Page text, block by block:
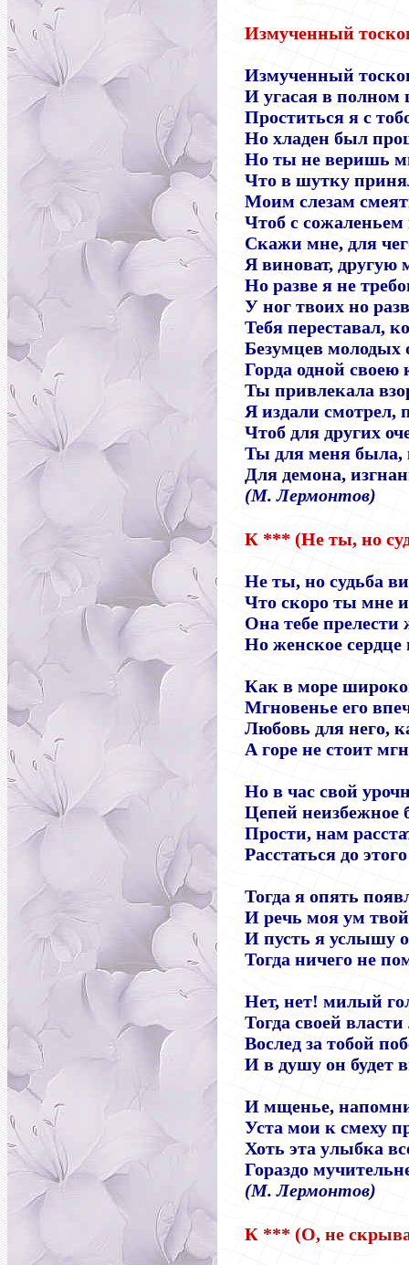
Измученный
Измученный
И угасая в полном
Проститься я с
Но хладен был
Но ты не веришь
Что в шутку
Моим слезам
Чтоб с
Скажи мне, для
Я виноват, другую
Но разве я не
У ног твоих но
Тебя переставал,
Безумцев молодых
Горда одной своею
Ты привлекала
Я издали смотрел,
Чтоб для других
Ты для меня была,
Для демона,
(М. Лермонтов)
К *** (Не ты, но
Не ты, но судьба
Что скоро ты мне
Она тебе
Но женское
Как в море
Мгновенье его
Любовь для него,
А горе не стоит
Но в час свой
Цепей неизбежное
Прости, нам
Расстаться до
Тогда я опять
И речь моя ум
И пусть я услышу
Тогда ничего не
Нет, нет! милый
Тогда своей
Вослед за тобой
И в душу он будет
И мщенье,
Уста мои к смеху
Хоть эта улыбка
Гораздо
(М. Лермонтов)
К *** (О, не